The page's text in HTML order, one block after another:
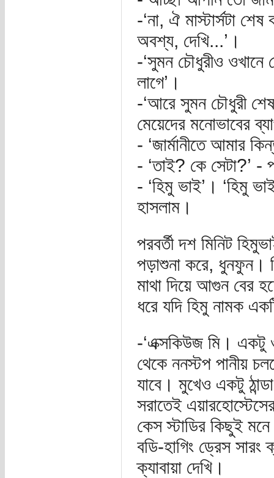
-‘না, ঐ মাস্টার্সটা
অবশ্য, দেখি...’।
-‘সুমন চৌধুরীও ওখানে
লাগে’।
-‘আরে সুমন চৌধুরী
মেয়েদের মনোভাবের
- ‘জার্মানীতে আমার
- ‘তাই? কে সেটা?’ -
- ‘হিমু ভাই’। ‘হিমু
হাসলাম।
পরবর্তী দশ মিনিট
পড়াশুনা করে, ধুনফুন।
মাথা দিয়ে আগুন বের
ধরে যদি হিমু নামক
-‘এক্সকিউজ মি। একটু
থেকে ননস্টপ পানীয়
যাবে। মুখেও একটু
সরাতেই
কেস স্টাডির কিছুই
বডি-হাগিং ড্রেস
ক্যাবায়া দেখি।